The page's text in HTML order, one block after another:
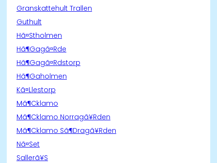
Granskattehult Trallen
Guthult
Hã¤Stholmen
Hã¶Gagã¤Rde
Hã¶Gagã¤Rdstorp
Hã¶Gaholmen
Kã¤Llestorp
Mã¶Cklamo
Mã¶Cklamo Norragã¥Rden
Mã¶Cklamo Sã¶Dragã¥Rden
Nã¤Set
Sallerã¥S